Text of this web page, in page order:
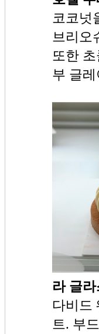
코코넛
브리오
또한
부 글
라 글
다비드
트. 부